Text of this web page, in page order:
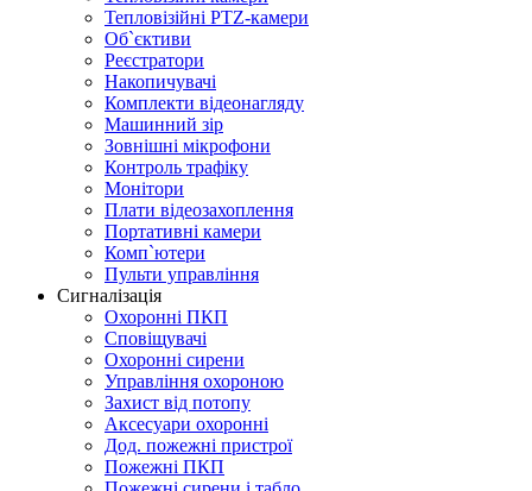
Тепловізійні PTZ-камери
Об`єктиви
Реєстратори
Накопичувачі
Комплекти відеонагляду
Машинний зір
Зовнішні мікрофони
Контроль трафіку
Монітори
Плати відеозахоплення
Портативні камери
Комп`ютери
Пульти управління
Сигналізація
Охоронні ПКП
Сповіщувачі
Охоронні сирени
Управління охороною
Захист від потопу
Аксесуари охоронні
Дод. пожежні пристрої
Пожежні ПКП